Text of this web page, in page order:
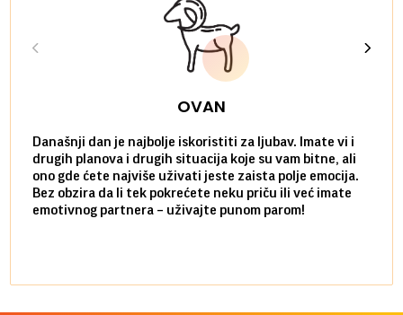
OVAN
Današnji dan je najbolje iskoristiti za ljubav. Imate vi i
drugih planova i drugih situacija koje su vam bitne, ali
ono gde ćete najviše uživati jeste zaista polje emocija.
Bez obzira da li tek pokrećete neku priču ili već imate
emotivnog partnera – uživajte punom parom!